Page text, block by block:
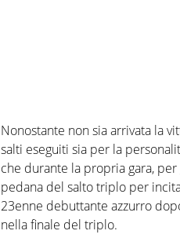
Nonostante non sia arrivata la
salti eseguiti sia per la
che durante la propria gara,
pedana del salto triplo per
23enne debuttante azzurro
nella finale del triplo.